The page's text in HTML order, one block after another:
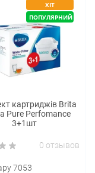
ХІТ
ПОПУЛЯРНИЙ
картриджів Brita
Pure Perfomance
3+1шт
0 отзывов
7053